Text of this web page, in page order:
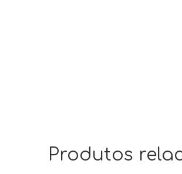
Produtos